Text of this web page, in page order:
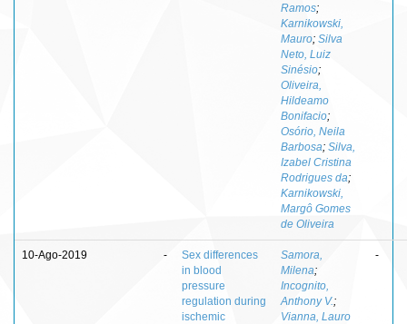
Ramos;
Karnikowski,
Mauro; Silva
Neto, Luiz
Sinésio;
Oliveira,
Hildeamo
Bonifacio;
Osório, Neila
Barbosa; Silva,
Izabel Cristina
Rodrigues da;
Karnikowski,
Margô Gomes
de Oliveira
10-Ago-2019 -
Sex differences
in blood
pressure
regulation during
ischemic
Samora,
Milena;
Incognito,
Anthony V.;
Vianna, Lauro
-